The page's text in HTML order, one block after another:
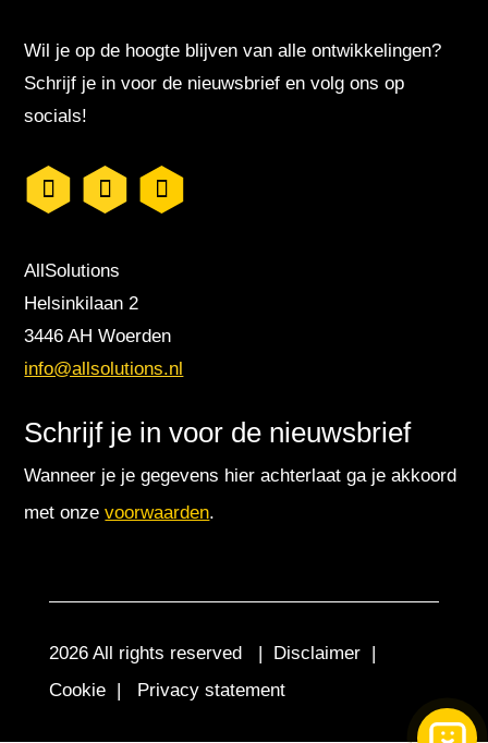
Wil je op de hoogte blijven van alle ontwikkelingen?
Schrijf je in voor de nieuwsbrief en volg ons op
socials!
AllSolutions
Helsinkilaan 2
3446 AH Woerden
info@allsolutions.nl
Schrijf je in voor de nieuwsbrief
Wanneer je je gegevens hier achterlaat ga je akkoord
met onzevoorwaarden.
2026 All rights reserved | Disclaimer |
Cookie | Privacy statement